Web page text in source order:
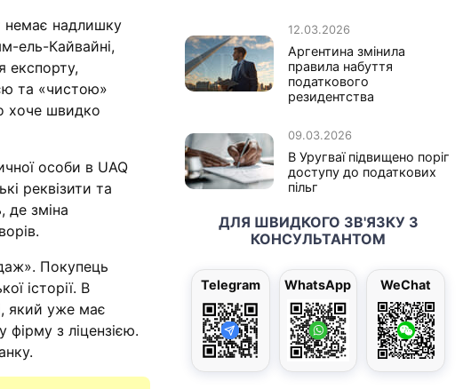
немає надлишку
ель-Кайвайні,
експорту,
та «чистою»
хоче швидко
особи в UAQ
реквізити та
де зміна
Покупець
історії. В
який уже має
з ліцензією.
12.03.2026
Аргентина змінила
правила набуття
податкового
резидентства
09.03.2026
В Уругваї підвищено поріг
доступу до податкових
пільг
ДЛЯ ШВИДКОГО ЗВ'ЯЗКУ З
КОНСУЛЬТАНТОМ
Telegram WhatsApp WeChat